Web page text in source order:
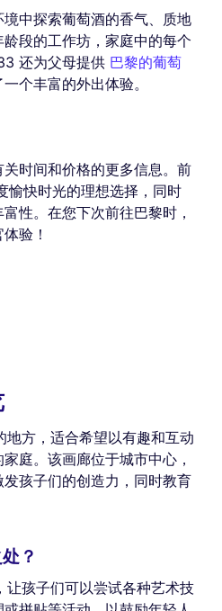
中探索葡萄酒的香气、质地
段的工作坊，家庭中的每个
还为父母提供 巴黎的葡萄
个丰富的外出体验。
时间和价格的更多信息。前
快时光的理想选择，同时
性。在您下次前往巴黎时，
验！
方，适合希望以有趣和互动
庭。该画廊位于城市中心，
孩子们的创造力，同时教育
？
让孩子们可以尝试各种艺术技